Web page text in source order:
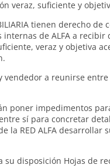
veraz, suficiente y
tienen derecho de
de ALFA a recibir
veraz y objetiva
vendedor a reunirse
poner impedimentos
sí para concretar
la RED ALFA desarrollar
su disposición Hojas de